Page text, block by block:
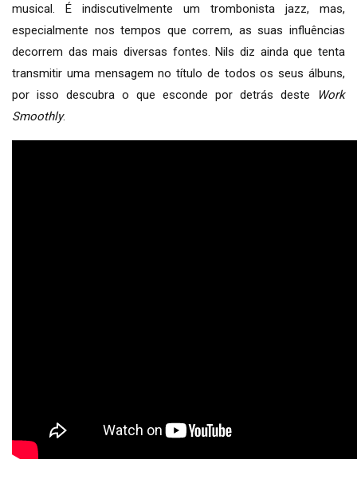
musical. É indiscutivelmente um trombonista jazz, mas,
especialmente nos tempos que correm, as suas influências
decorrem das mais diversas fontes. Nils diz ainda que tenta
transmitir uma mensagem no título de todos os seus álbuns,
por isso descubra o que esconde por detrás deste
Work
Smoothly.